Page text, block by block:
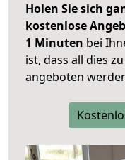
Holen Sie sich
kostenlose
1 Minuten bei
ist, dass all dies
angeboten